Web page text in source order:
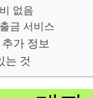
없음
금 서비스
가 정보
는 것